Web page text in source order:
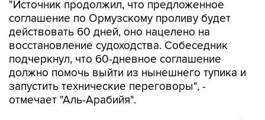
действовать 60 дней, оно нацелено на
восстановление судоходства. Собеседник
подчеркнул, что 60-дневное соглашение
должно помочь выйти из нынешнего тупика и
запустить технические переговоры", -
отмечает "Аль-Арабийя".
По словам источника, входящие в Ормузский